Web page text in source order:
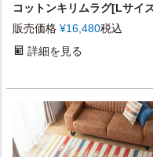
販売価格 ¥16,480税込
詳細を見る